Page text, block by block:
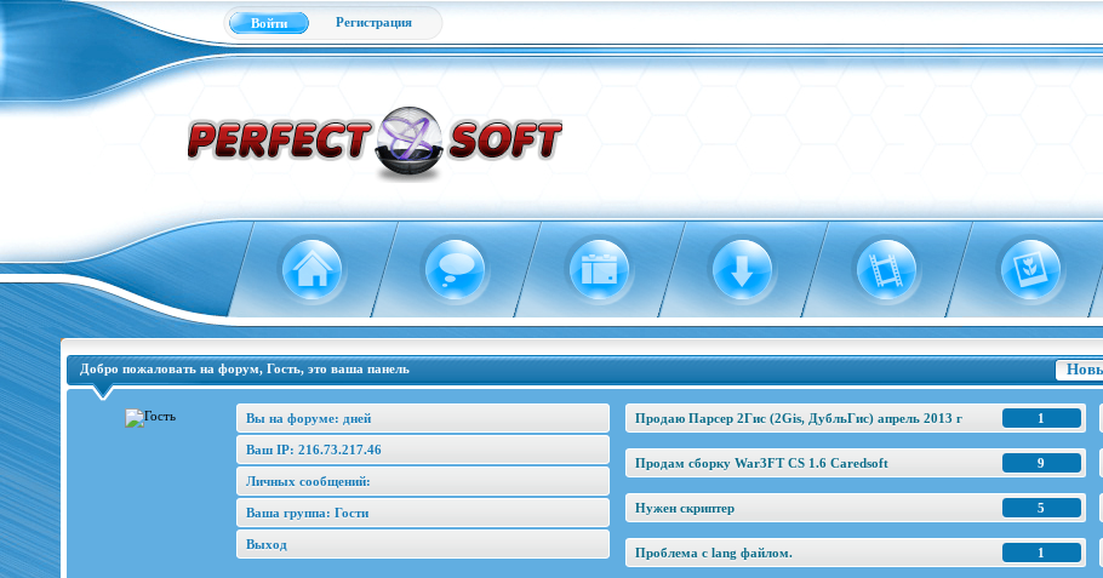
Войти Регистрация
Добро пожаловать на форум, Гость, это ваша панель
Вы на форуме: дней
Ваш IP: 216.73.217.46
Личных сообщений:
Ваша группа: Гости
Выход
1
Продаю Парсер 2Гис (2Gis, ДубльГис) апрель 2013 г
9
Продам сборку War3FT CS 1.6 Caredsoft
5
Нужен скриптер
1
Проблема с lang файлом.